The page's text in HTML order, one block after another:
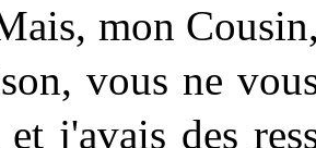
mon
vous ne
et j'avais des